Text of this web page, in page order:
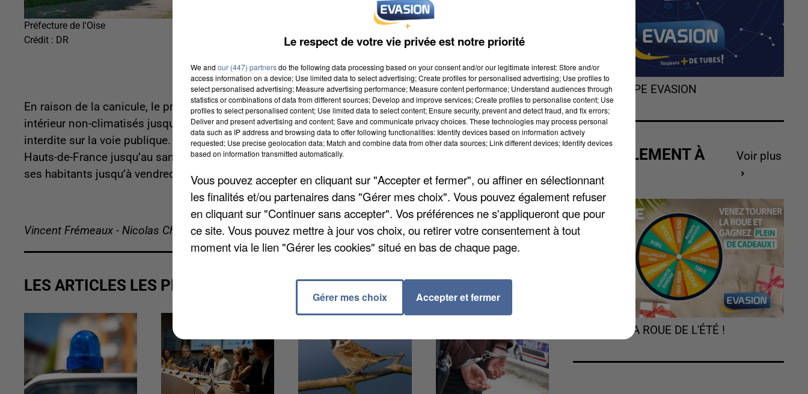
Préfecture de l'Oise
Crédit : DR
En raison de la canicule, le préfet interdit toute manifestation sportives en extérieur ou dans un
intérieur non-climatisés jusqu’à la fin de la vigilance rouge. La consommation d’alcool est aussi
interdite sur la voie publique. De son côté, la SNCF indique adapter son plan de transport dans tous les
Hauts-de-France jusqu’au samedi 27 juin 2026. Pont-Sainte-Maxence ouvre gratuitement sa piscine à
ses habitants jusqu’à vendredi. Beauvais étend les horaires des siennes en soirée jusqu’à samedi.
Vincent Frémeaux - Nicolas Chacun
LES ARTICLES LES PLUS VUS
L'HOROSCOPE EVASION
ACTUELLEMENT À
Voir plus
TOURNEZ LA ROUE DE L'ÉTÉ !
Le respect de votre vie privée est notre priorité
We and our (447) partnersdo the following data processing based on your consent and/or our legitimate interest: Store and/or
access information on a device; Use limited data to select advertising; Create profiles for personalised advertising; Use profiles to
select personalised advertising; Measure advertising performance; Measure content performance; Understand audiences through
statistics or combinations of data from different sources; Develop and improve services; Create profiles to personalise content; Use
profiles to select personalised content; Use limited data to select content; Ensure security, prevent and detect fraud, and fix errors;
Deliver and present advertising and content; Save and communicate privacy choices. These technologies may process personal
data such as IP address and browsing data to offer following functionalities: Identify devices based on information actively
requested; Use precise geolocation data; Match and combine data from other data sources; Link different devices; Identify devices
based on information transmitted automatically.
Vous pouvez accepter en cliquant sur "Accepter et fermer", ou affiner en sélectionnant
les finalités et/ou partenaires dans "Gérer mes choix". Vous pouvez également refuser
en cliquant sur "Continuer sans accepter". Vos préférences ne s'appliqueront que pour
ce site. Vous pouvez mettre à jour vos choix, ou retirer votre consentement à tout
moment via le lien "Gérer les cookies" situé en bas de chaque page.
Gérer mes choix Accepter et fermer